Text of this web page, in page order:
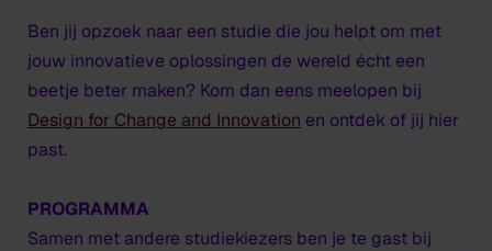
Ben jij opzoek naar een studie die jou helpt om met
jouw innovatieve oplossingen de wereld écht een
beetje beter maken? Kom dan eens meelopen bij
Design for Change and Innovation en ontdek of jij hier
past.
PROGRAMMA
Samen met andere studiekiezers ben je te gast bij